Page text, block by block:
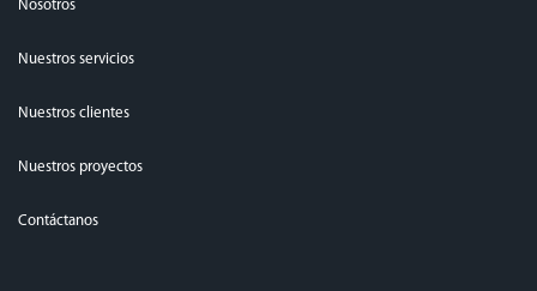
Nosotros
Nuestros servicios
Nuestros clientes
Nuestros proyectos
Contáctanos